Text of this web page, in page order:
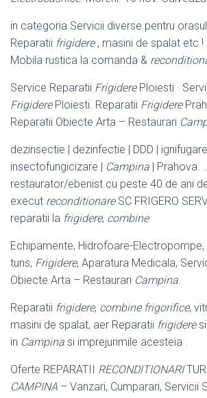
in categoria Servicii diverse pentru orasul
Reparatii frigidere, masini de spalat etc !
Mobila rustica la comanda &
Service Reparatii FrigiderePloiesti ·
FrigiderePloiesti. Reparatii Frigidere
Reparatii Obiecte Arta – Restaurari
dezinsectie | dezinfectie | DDD | ignifugare |
insectofungicizare |
Campina | Prahova. ..
restaurator/ebenist cu peste 40 de ani
execut reconditionareSC FRIGERO
reparatii la frigidere, combine
Echipamente, Hidrofoare-Electropompe,
tuns, Frigidere, Aparatura Medicala,
Obiecte Arta – Restaurari Campina.
Reparatii frigidere, combine frigorifice,
masini de spalat, aer Reparatii frigideresi
in Campina si imprejurimile acesteia .
Oferte REPARATII RECONDITIONARI
CAMPINA – Vanzari, Cumparari, Servicii